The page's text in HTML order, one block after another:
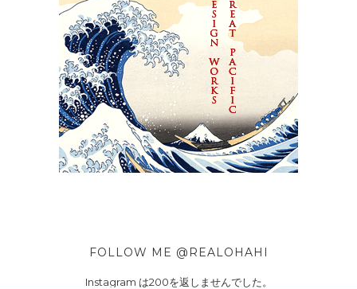
FOLLOW ME @REALOHAHI
Instagram は200を返しませんでした。